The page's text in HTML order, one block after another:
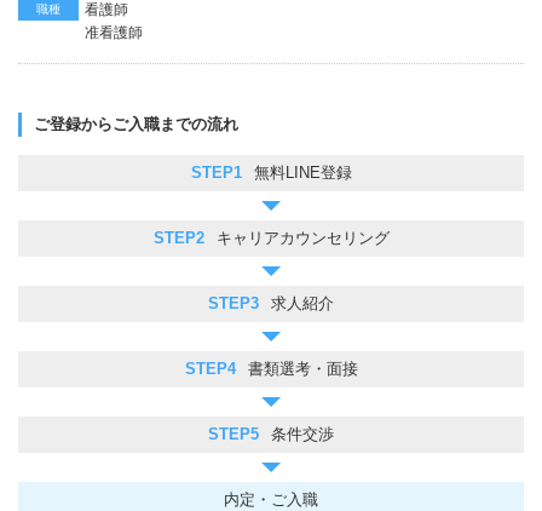
職種
看護師
准看護師
ご登録からご入職までの流れ
STEP1 無料LINE登録
STEP2 キャリアカウンセリング
STEP3 求人紹介
STEP4 書類選考・面接
STEP5 条件交渉
内定・ご入職